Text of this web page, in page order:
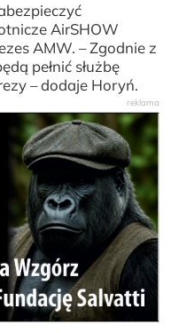
AirSHOW
AMW. – Zgodnie z
pełnić służbę
– dodaje Horyń.